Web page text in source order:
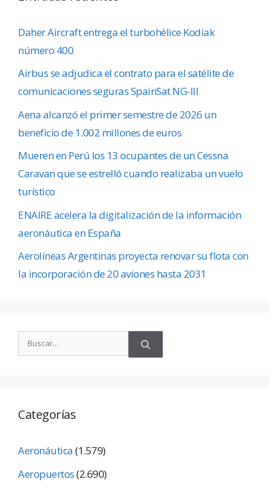
Daher Aircraft entrega el turbohélice Kodiak
número 400
Airbus se adjudica el contrato para el satélite de
comunicaciones seguras SpainSat NG-III
Aena alcanzó el primer semestre de 2026 un
beneficio de 1.002 millones de euros
Mueren en Perú los 13 ocupantes de un Cessna
Caravan que se estrelló cuando realizaba un vuelo
turístico
ENAIRE acelera la digitalización de la información
aeronáutica en España
Aerolíneas Argentinas proyecta renovar su flota con
la incorporación de 20 aviones hasta 2031
Categorías
Aeronáutica(1.579)
Aeropuertos(2.690)